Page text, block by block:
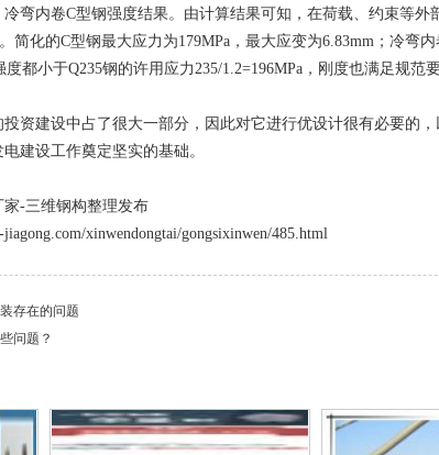
弯内卷C型钢强度结果。由计算结果可知，在荷载、约束等外
简化的C型钢最大应力为179MPa，最大应变为6.83mm；冷弯
都小于Q235钢的许用应力235/1.2=196MPa，刚度也满足规范要
建设中占了很大一部分，因此对它进行优设计很有必要的，
建设工作奠定坚实的基础。
家-三维钢构整理发布
xinwendongtai/gongsixinwen/485.html
存在的问题
问题？